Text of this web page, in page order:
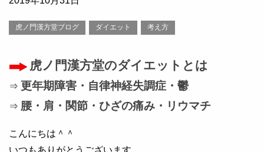
虎ノ門漢方堂ブログ ダイエット 考え方
虎ノ門漢方堂のダイエットとは
⇒ 更年期障害・自律神経失調症・鬱
⇒ 腰・肩・関節・ひざの痛み・リウマチ
こんにちは＾＾
いつもありがとうございます。